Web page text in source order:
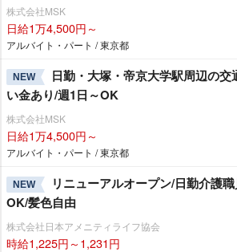
株式会社MSK
日給1万4,500円～
アルバイト・パート / 東京都
NEW
日勤・大塚・帝京大学駅周辺の
い金あり/週1日～OK
株式会社MSK
日給1万4,500円～
アルバイト・パート / 東京都
NEW
リニューアルオープン/日勤介護
OK/髪色自由
株式会社日本アメニティライフ協会
時給1,225円～1,231円